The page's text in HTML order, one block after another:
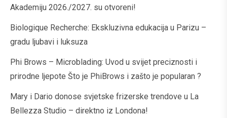
Akademiju 2026./2027. su otvoreni!
Biologique Recherche: Ekskluzivna edukacija u Parizu –
gradu ljubavi i luksuza
Phi Brows – Microblading: Uvod u svijet preciznosti i
prirodne ljepote Što je PhiBrows i zašto je popularan ?
Mary i Dario donose svjetske frizerske trendove u La
Bellezza Studio – direktno iz Londona!